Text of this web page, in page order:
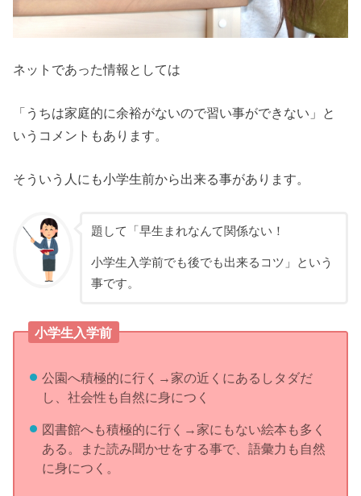
ネットであった情報としては
「うちは家庭的に余裕がないので習い事ができない」と
いうコメントもあります。
そういう人にも小学生前から出来る事があります。
題して「早生まれなんて関係ない！
小学生入学前でも後でも出来るコツ」という
事です。
小学生入学前
公園へ積極的に行く→家の近くにあるしタダだ
し、社会性も自然に身につく
図書館へも積極的に行く→家にもない絵本も多く
ある。また読み聞かせをする事で、語彙力も自然
に身につく。